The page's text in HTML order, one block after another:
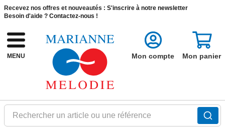
Recevez nos offres et nouveautés : S'inscrire à notre newsletter
Besoin d'aide ? Contactez-nous !
MENU
Rechercher un article ou une référence
Mon compte Mon panier